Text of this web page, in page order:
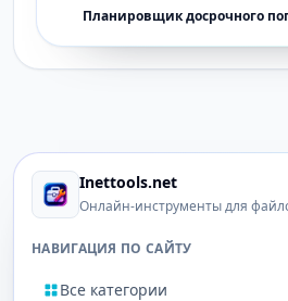
Планировщик досрочного
Inettools.net
Онлайн-инструменты для
НАВИГАЦИЯ ПО САЙТУ
Все категории